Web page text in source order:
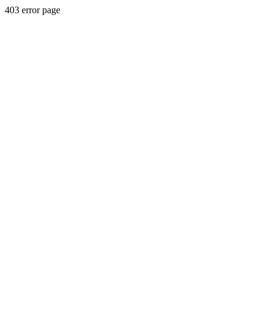
403 error page